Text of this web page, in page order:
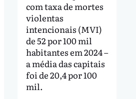
com taxa de mortes
violentas
intencionais (MVI)
de 52 por 100 mil
habitantes em 2024 –
a média das capitais
foi de 20,4 por 100
mil.